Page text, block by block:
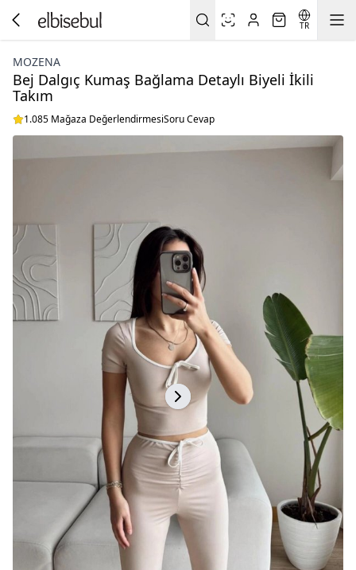
TR
MOZENA
Bej Dalgıç Kumaş Bağlama Detaylı Biyeli İkili
Takım
1.085 Mağaza DeğerlendirmesiSoru Cevap